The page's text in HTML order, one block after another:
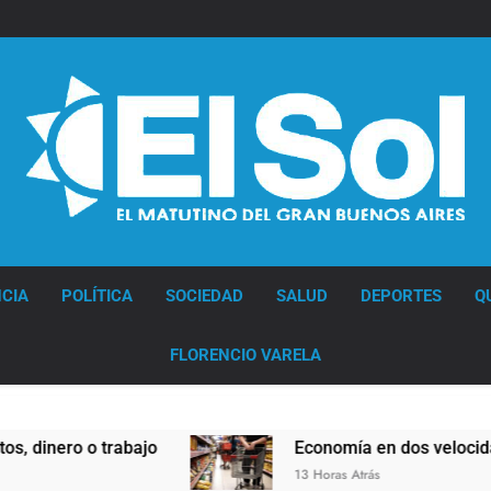
POLÍTICA SOCIEDAD SALUD DEPORTES
FLORENCIO VARELA
Economía en dos velocidades
13 Horas Atrás